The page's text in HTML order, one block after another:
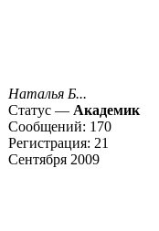
Наталья Б...
Статус — Академик
Сообщений: 170
Регистрация: 21
Сентября 2009